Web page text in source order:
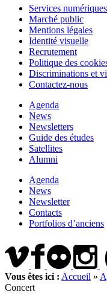
Services numériques
Marché public
Mentions légales
Identité visuelle
Recrutement
Politique des
Discriminations et
Contactez-nous
Agenda
News
Newsletters
Guide des études
Satellites
Alumni
Agenda
News
Newsletter
Contacts
Portfolios d’anciens
Vous êtes ici : Accueil »
Concert